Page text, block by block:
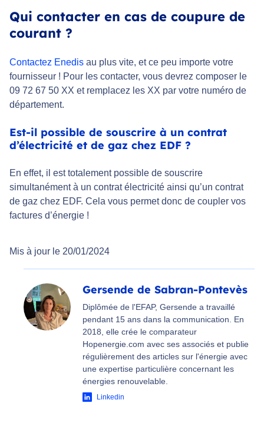
Qui contacter en cas de coupure de
courant ?
Contactez Enedis au plus vite, et ce peu importe votre
fournisseur ! Pour les contacter, vous devrez composer le
09 72 67 50 XX et remplacez les XX par votre numéro de
département.
Est-il possible de souscrire à un contrat
d’électricité et de gaz chez EDF ?
En effet, il est totalement possible de souscrire
simultanément à un contrat électricité ainsi qu’un contrat
de gaz chez EDF. Cela vous permet donc de coupler vos
factures d’énergie !
Mis à jour le 20/01/2024
Gersende de Sabran-Pontevès
Diplômée de l'EFAP, Gersende a travaillé
pendant 15 ans dans la communication. En
2018, elle crée le comparateur
Hopenergie.com avec ses associés et publie
régulièrement des articles sur l'énergie avec
une expertise particulière concernant les
énergies renouvelable.
Linkedin